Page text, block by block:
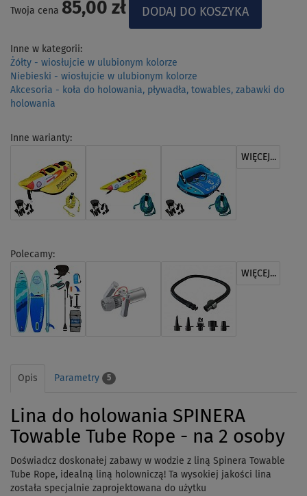
Twoja cena 85,00 zł
Inne w kategorii:
Żółty - wiosłujcie w ulubionym kolorze
Niebieski - wiosłujcie w ulubionym kolorze
Akcesoria - koła do holowania, pływadła, towables, zabawki do
holowania
Inne warianty:
WIĘCEJ...
Polecamy:
WIĘCEJ...
Opis Parametry 5
Lina do holowania SPINERA
Towable Tube Rope - na 2 osoby
Doświadcz doskonałej zabawy w wodzie z liną Spinera Towable
Tube Rope, idealną liną holowniczą! Ta wysokiej jakości lina
została specjalnie zaprojektowana do użytku